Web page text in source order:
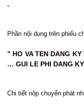
.
Phần nội dung trên phiếu
” HO VA TEN DANG
… GUI LE PHI DANG
Chi tiết nộp chuyển phát